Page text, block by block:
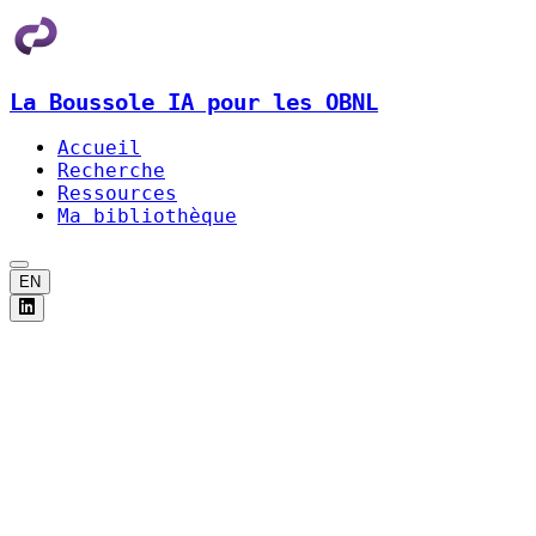
La Boussole IA pour les OBNL
Accueil
Recherche
Ressources
Ma bibliothèque
EN